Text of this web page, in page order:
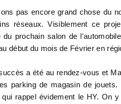
pas encore grand chose du
réseaux. Visiblement ce
prochain salon de
début du mois de Février en
a été au rendez-vous et
parking de magasin de
rappel évidement le HY. On